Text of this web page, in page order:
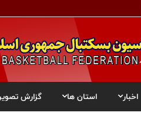
اخبار استان ها گزارش